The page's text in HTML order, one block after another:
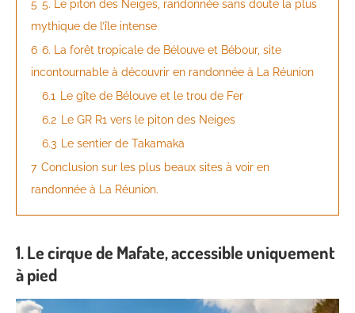
5 5. Le piton des Neiges, randonnée sans doute la plus
mythique de l’île intense
6 6. La forêt tropicale de Bélouve et Bébour, site
incontournable à découvrir en randonnée à La Réunion
6.1 Le gîte de Bélouve et le trou de Fer
6.2 Le GR R1 vers le piton des Neiges
6.3 Le sentier de Takamaka
7 Conclusion sur les plus beaux sites à voir en
randonnée à La Réunion.
1. Le cirque de Mafate, accessible uniquement
à pied